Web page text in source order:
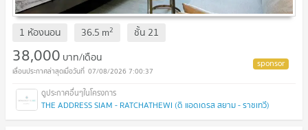
1 ห้องนอน 36.5 m2 ชั้น 21
38,000 บาท/เดือน
07/08/2026 7:00:37
THE ADDRESS SIAM - RATCHATHEWI (ดิ แอดเดรส สยาม - ราชเทวี)